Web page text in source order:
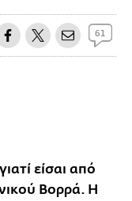
61
είσαι από
Βορρά. Η